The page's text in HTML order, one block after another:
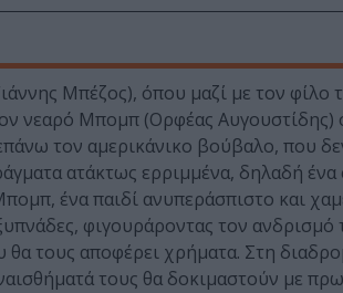
Μπέζος), όπου μαζί με τον φίλο
νεαρό Μπομπ (Ορφέας
τον αμερικάνικο βούβαλο, που
ατάκτως ερριμμένα, δηλαδή
ένα παιδί ανυπεράσπιστο και
φιγουράροντας τον ανδρισμό
τους αποφέρει χρήματα. Στη
τους θα δοκιμαστούν με